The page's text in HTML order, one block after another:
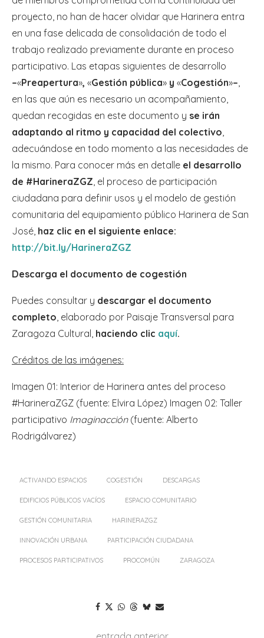
proyecto, no han de hacer olvidar que Harinera entra
en una fase delicada de consolidación de todo el
trabajo realizado previamente durante en proceso
participativo. Las etapas siguientes de desarrollo
–«Preapertura», «Gestión pública» y «Cogestión»–,
en las que aún es necesario un acompañamiento,
quedan recogidas en este documento y se irán
adaptando al ritmo y capacidad del colectivo,
adecuándose en todo momento a las necesidades de
la mismo. Para conocer más en detalle el desarrollo
de #HarineraZGZ, el proceso de participación
ciudadana para definir usos y el modelo de gestión
comunitaria del equipamiento público Harinera de San
José, haz clic en el siguiente enlace:
http://bit.ly/HarineraZGZ
Descarga el documento de cogestión
Puedes consultar y descargar el documento
completo, elaborado por Paisaje Transversal para
Zaragoza Cultural, haciendo clic aquí.
Créditos de las imágenes:
Imagen 01: Interior de Harinera antes del proceso
#HarineraZGZ (fuente: Elvira López) Imagen 02: Taller
participativo Imaginacción(fuente: Alberto
Rodrigálvarez)
ACTIVANDO ESPACIOS COGESTIÓN DESCARGAS
EDIFICIOS PÚBLICOS VACÍOS ESPACIO COMUNITARIO
GESTIÓN COMUNITARIA HARINERAZGZ
INNOVACIÓN URBANA PARTICIPACIÓN CIUDADANA
PROCESOS PARTICIPATIVOS PROCOMÚN ZARAGOZA